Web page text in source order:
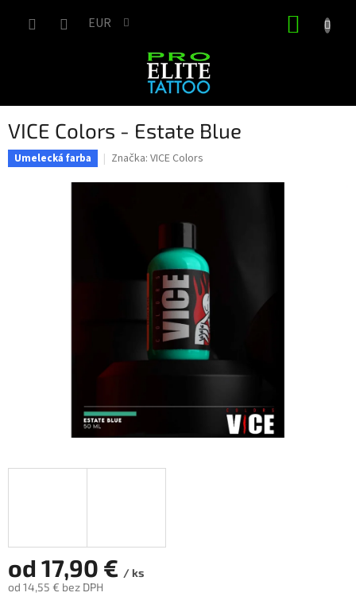
EUR
VICE Colors - Estate Blue
Umelecká farba Značka: VICE Colors
od 17,90 € / ks
od 14,55 € bez DPH